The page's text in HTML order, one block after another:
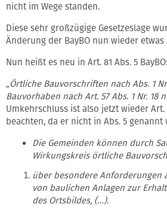
nicht im Wege standen.
Diese sehr großzügige Gesetzeslage
Änderung der BayBO nun wieder
Nun heißt es neu in Art. 81 Abs. 5 BayBO:
„Örtliche Bauvorschriften nach Abs. 1
Bauvorhaben nach Art. 57 Abs. 1 Nr. 18
Umkehrschluss ist also jetzt wieder Art.
beachten, da er nicht in Abs. 5
Die Gemeinden können durch
Wirkungskreis örtliche
über besondere Anforderungen
von baulichen Anlagen zur
des Ortsbildes, (…).